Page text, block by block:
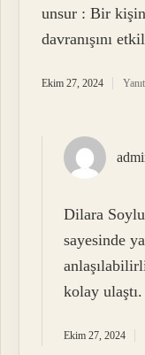
unsur : Bir
davranışını
Ekim 27, 2024
Dilara
sayesinde
kolay ulaştı.
Ekim 27, 2024